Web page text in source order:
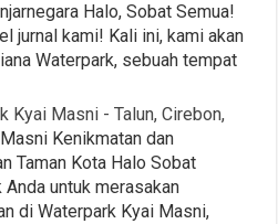
Halo, Sobat Semua!
jurnal kami! Kali ini, kami akan
Waterpark, sebuah tempat
Kyai Masni - Talun, Cirebon,
Kenikmatan dan
Taman Kota Halo Sobat
untuk merasakan
di Waterpark Kyai Masni,